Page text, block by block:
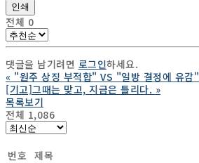
인쇄
전체 0
댓글을 남기려면 로그인하세요.
« "원주 상징 부적합" VS "일방 결정에 유감"
[기고]그때는 맞고, 지금은 틀리다. »
목록보기
전체 1,086
번호 제목